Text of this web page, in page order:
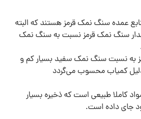
عمده سنگ نمک قرمز هستند که البته
سنگ نمک قرمز نسبت به سنگ نمک
به نسبت سنگ نمک سفید بسیار کم و
کمیاب محسوب می‌گردد
کاملا طبیعی است که ذخیره بسیار
جای داده است.